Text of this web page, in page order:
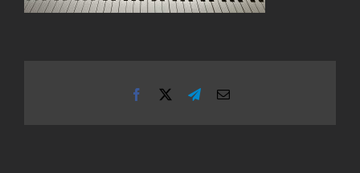
Facebook TelegramEmail